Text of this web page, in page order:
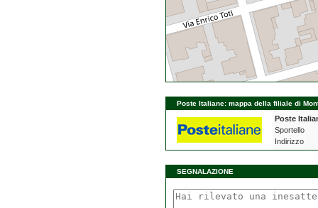
Poste Italiane: mappa della filiale di
Poste
Sportello
Indirizzo
SEGNALAZIONE